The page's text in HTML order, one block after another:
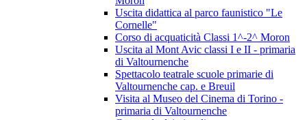
Uscita didattica al parco faunistico "Le
Cornelle"
Corso di acquaticità Classi 1^-2^ Moron
Uscita al Mont Avic classi I e II - primaria
di Valtournenche
Spettacolo teatrale scuole primarie di
Valtournenche cap. e Breuil
Visita al Museo del Cinema di Torino -
primaria di Valtournenche